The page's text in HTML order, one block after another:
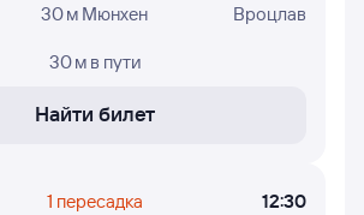
30 м Мюнхен
Вроцлав
30 м в пути
Найти билет
1 пересадка
12:30